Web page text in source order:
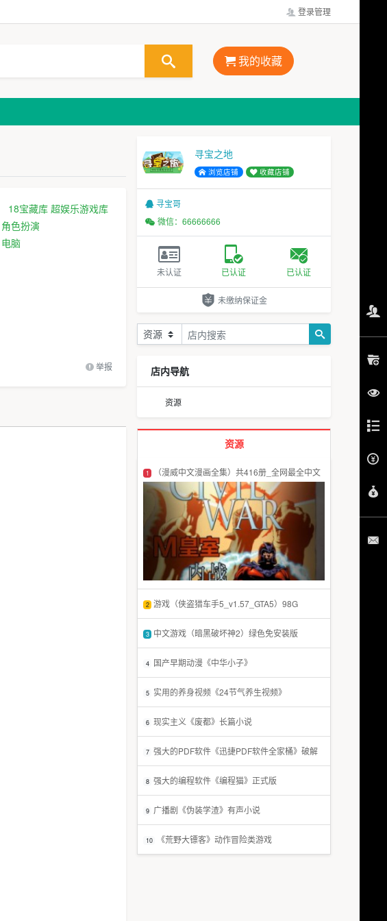
登录管理
我的收藏
18宝藏库 超娱乐游戏库
角色扮演
电脑
举报
寻宝之地
浏览店铺 收藏店铺
寻宝哥
微信：66666666
未认证 已认证 已认证
未缴纳保证金
店内导航
资源
资源
1
（漫威中文漫画全集）共416册_全网最全中文
版
2 游戏（侠盗猎车手5_v1.57_GTA5）98G
3 中文游戏（暗黑破坏神2）绿色免安装版
4 国产早期动漫《中华小子》
5 实用的养身视频《24节气养生视频》
6 现实主义《废都》长篇小说
7 强大的PDF软件《迅捷PDF软件全家桶》破解
版
8 强大的编程软件《编程猫》正式版
9 广播剧《伪装学渣》有声小说
10 《荒野大镖客》动作冒险类游戏